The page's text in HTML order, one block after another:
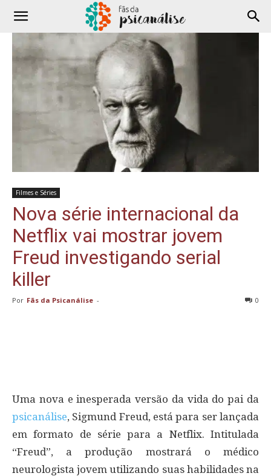
Filmes e Séries
Nova série internacional da
Netflix vai mostrar jovem
Freud investigando serial
killer
Por Fãs da Psicanálise - 0
Uma nova e inesperada versão da vida do pai da
psicanálise, Sigmund Freud, está para ser lançada
em formato de série para a Netflix. Intitulada
“Freud”, a produção mostrará o médico
neurologista jovem utilizando suas habilidades na